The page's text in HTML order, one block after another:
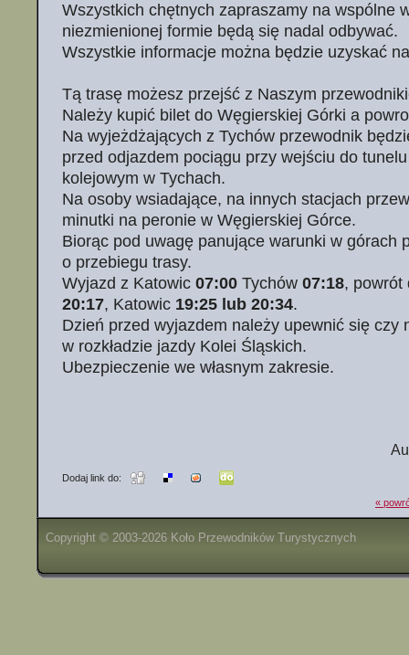
Wszystkich chętnych zapraszamy na wspólne
niezmienionej formie będą się nadal odbywać.
Wszystkie informacje można będzie uzyskać
Tą trasę możesz przejść z Naszym
Należy kupić bilet do Węgierskiej Górki a
Na wyjeżdżających z Tychów przewodnik
przed odjazdem pociągu przy wejściu do
kolejowym w Tychach.
Na osoby wsiadające, na innych stacjach
minutki na peronie w Węgierskiej Górce.
Biorąc pod uwagę panujące warunki w górach
o przebiegu trasy.
Wyjazd z Katowic 07:00Tychów 07:18, powrót
20:17, Katowic 19:25 lub 20:34.
Dzień przed wyjazdem należy upewnić się czy
w rozkładzie jazdy Kolei Śląskich.
Ubezpieczenie we własnym zakresie.
Dodaj link do:
«
Copyright © 2003-2026 Koło Przewodników Turystycznych